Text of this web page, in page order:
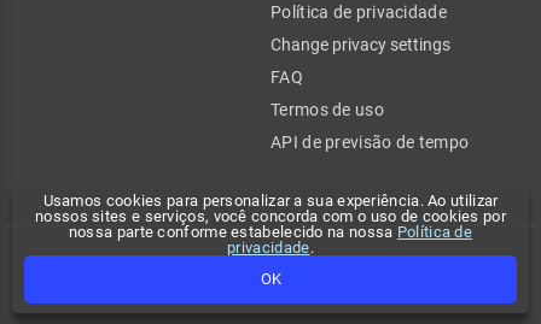
Usamos cookies para personalizar a sua experiência. Ao utilizar
nossos sites e serviços, você concorda com o uso de cookies por
nossa parte conforme estabelecido na nossa Política de
privacidade.
OK
Política de privacidade
Change privacy settings
FAQ
Termos de uso
API de previsão de tempo
Copyright 2026 - Climatempo. Todos os direitos reservados.